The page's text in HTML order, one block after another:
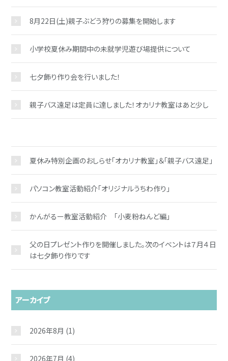
8月22日(土)親子ぶどう狩りの募集を開始します
小学校夏休み期間中の未就学児遊び場提供について
七夕飾り作り会を行いました！
親子バス遠足は定員に達しました！オカリナ教室はあと少し
夏休み特別企画のおしらせ「オカリナ教室」＆「親子バス遠足」
パソコン教室活動紹介「オリジナルうちわ作り」
かんがるー教室活動紹介 「小麦粉ねんど編」
父の日プレゼント作りを開催しました。次のイベントは７月４日
は七夕飾り作りです
アーカイブ
2026年8月 (1)
2026年7月 (4)